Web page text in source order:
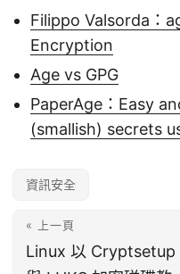
Filippo Valsorda：
Encryption
Age vs GPG
PaperAge：Easy
(smallish) secrets
資訊安全
« 上一頁
Linux 以 Cryptsetup